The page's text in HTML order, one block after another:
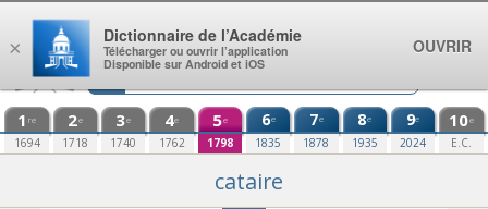
Aller au contenu
1 re
1694
2e
1718
3e
1740
4e
1762
5e
1798
6e
1835
7e
1878
8e
1935
9e
2024
10e
E.C.
cataire
×
Dictionnaire de l’Académie
Télécharger ou ouvrir l’application
Disponible sur Android et iOS
OUVRIR